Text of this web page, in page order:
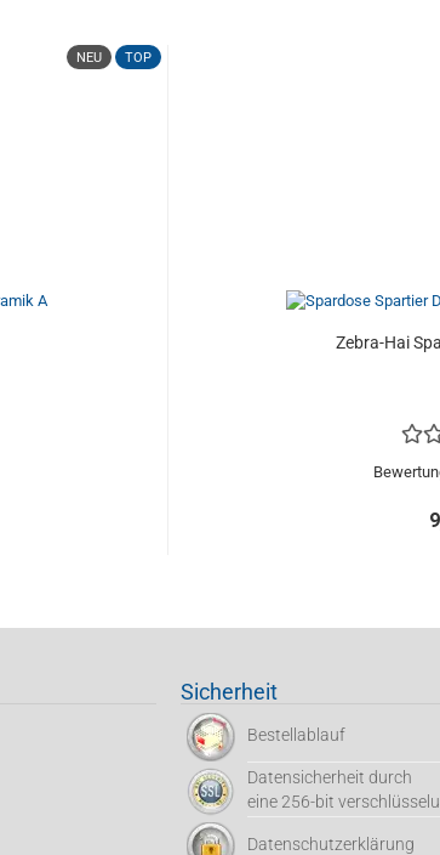
NEU TOP
Zebra-Hai
Sicherheit
Bestellablauf
Datensicherheit durch
eine 256-bit
Datenschutzerklärung